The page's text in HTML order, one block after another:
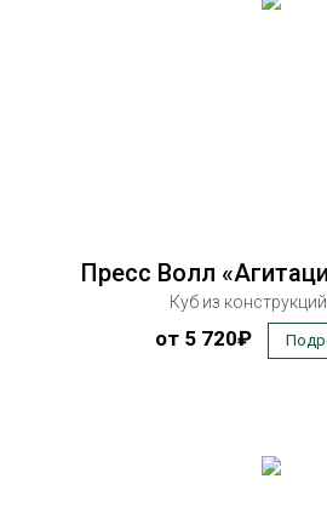
Пресс Волл
Куб из
от 5 720₽